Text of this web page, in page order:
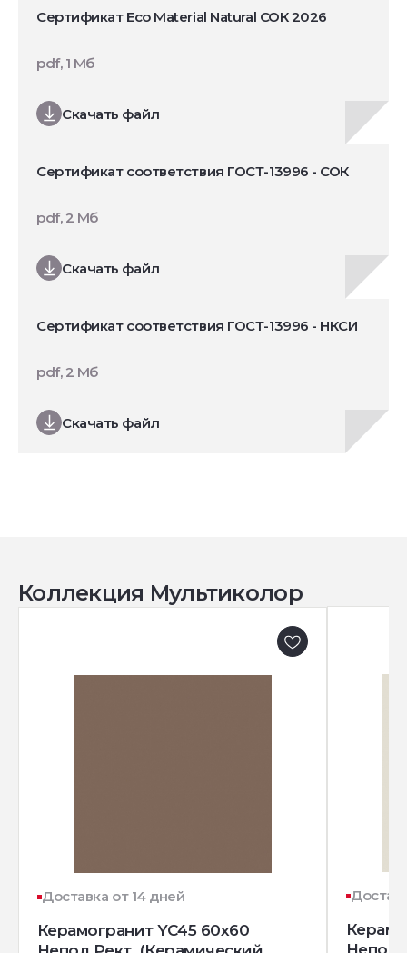
Сертификат Eco Material Natural СОК 2026
Скачать файл
pdf, 1 Мб
Сертификат соответствия ГОСТ-13996 - СОК
Скачать файл
pdf, 2 Мб
Сертификат соответствия ГОСТ-13996 - НКСИ
Скачать файл
pdf, 2 Мб
Коллекция Мультиколор
Доставка от 14 дней
Керамогранит YC45 60x60